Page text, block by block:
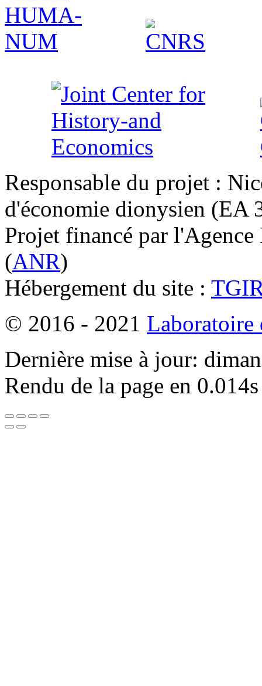
Responsable du projet :
d'économie dionysien
Projet financé par l'Agence
(ANR)
Hébergement du site :
© 2016 - 2021 Laboratoire
Dernière mise à jour:
Rendu de la page en 0.014s